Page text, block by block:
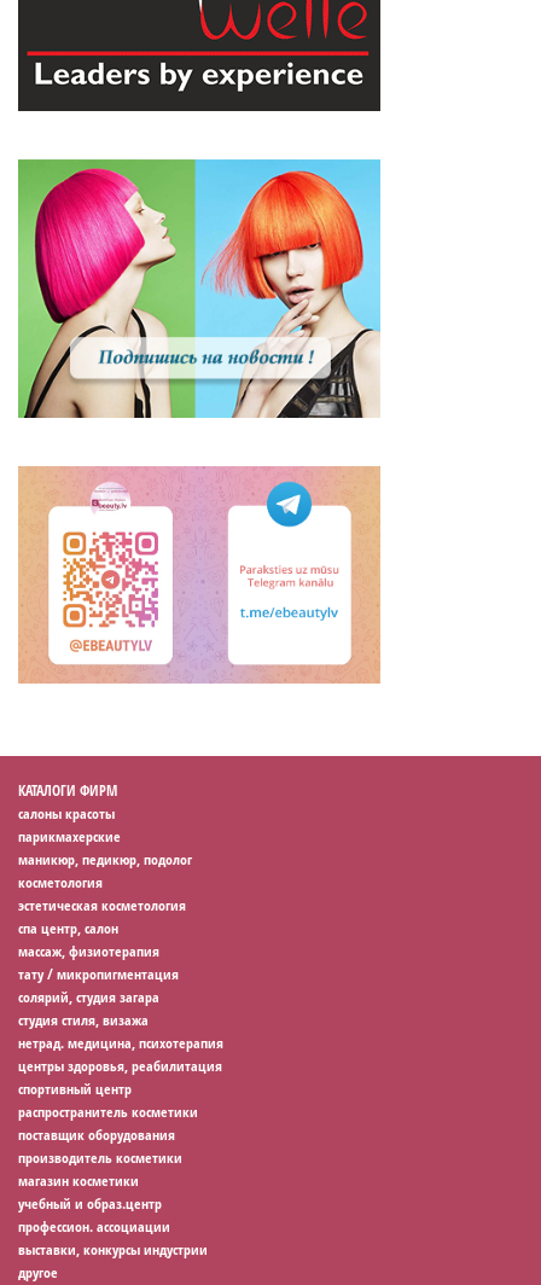
КАТАЛОГИ ФИРМ
салоны красоты
парикмахерские
маникюр, педикюр, подолог
косметология
эстетическая косметология
спа центр, салон
массаж, физиотерапия
тату / микропигментация
солярий, студия загара
студия стиля, визажа
нетрад. медицина, психотерапия
центры здоровья, реабилитация
спортивный центр
распространитель косметики
поставщик оборудования
производитель косметики
магазин косметики
учебный и образ.центр
профессион. ассоциации
выставки, конкурсы индустрии
другое